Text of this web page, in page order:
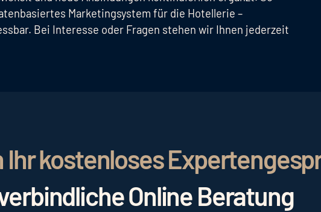
Marketingsystem für die Hotellerie –
Bei Interesse oder Fragen stehen wir Ihnen jederzeit
Ihr kostenloses
Online Beratung